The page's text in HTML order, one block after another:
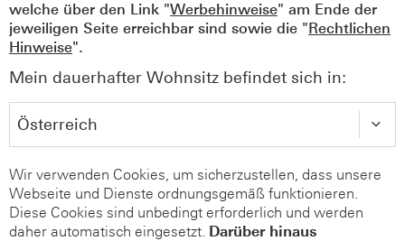
welche über den Link "Werbehinweise" am Ende der
jeweiligen Seite erreichbar sind sowie die "Rechtlichen
Hinweise".
Mein dauerhafter Wohnsitz befindet sich in:
Wir verwenden Cookies, um sicherzustellen, dass unsere
Webseite und Dienste ordnungsgemäß funktionieren.
Diese Cookies sind unbedingt erforderlich und werden
daher automatisch eingesetzt. Darüber hinaus